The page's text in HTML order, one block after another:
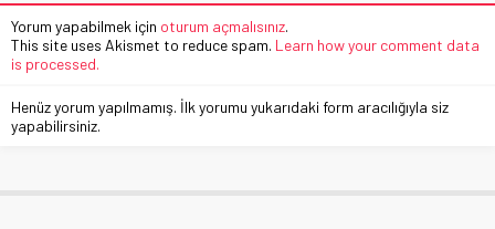
Yorum yapabilmek için oturum açmalısınız.
This site uses Akismet to reduce spam. Learn how your comment data
is processed.
Henüz yorum yapılmamış. İlk yorumu yukarıdaki form aracılığıyla siz
yapabilirsiniz.